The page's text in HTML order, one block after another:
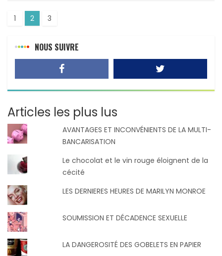
1 2 3
NOUS SUIVRE
Articles les plus lus
AVANTAGES ET INCONVÉNIENTS DE LA MULTI-
BANCARISATION
Le chocolat et le vin rouge éloignent de la
cécité
LES DERNIERES HEURES DE MARILYN MONROE
SOUMISSION ET DÉCADENCE SEXUELLE
LA DANGEROSITÉ DES GOBELETS EN PAPIER